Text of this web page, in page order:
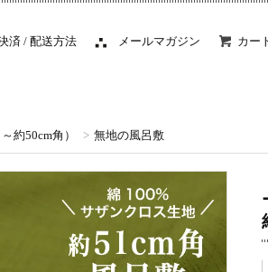
済 / 配送方法 メールマガジン カー
約50cm角） > 無地の風呂敷